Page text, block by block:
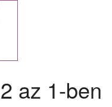
az 1-ben